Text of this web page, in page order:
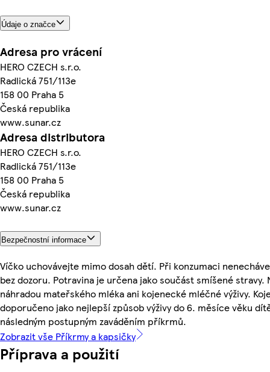
Údaje o značce
Adresa pro vrácení
HERO CZECH s.r.o.
Radlická 751/113e
158 00 Praha 5
Česká republika
www.sunar.cz
Adresa distributora
HERO CZECH s.r.o.
Radlická 751/113e
158 00 Praha 5
Česká republika
www.sunar.cz
Bezpečnostní informace
Víčko uchovávejte mimo dosah dětí. Při konzumaci
bez dozoru. Potravina je určena jako součást smíšené stravy.
náhradou mateřského mléka ani kojenecké mléčné výživy.
doporučeno jako nejlepší způsob výživy do 6. měsíce věku
následným postupným zaváděním příkrmů.
Zobrazit vše Příkrmy a kapsičky
Příprava a použití